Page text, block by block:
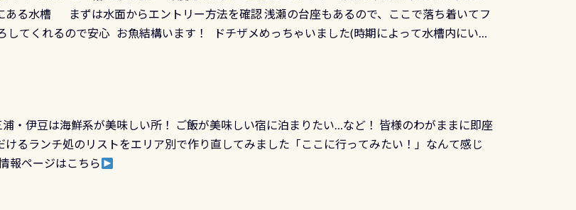
す 大きなものでは体長1mを超える世界最大の両生類です個体数が少なくかなり貴重な生物で
立で見ることが出来ます特別天然記念物と言えば他には「 続きを読む
年1月以降に発行されるカードは通常デザインとなります ダイビングは、始めた「年」も
きっかけは人それぞれ。でも、「いつ始めたか」は、あとから振り返ると大切な思い出になり
です。コースを修了されたら、ぜひ参加してみてくださいね 毎月60名様、年間720名様に
したPADIダイブセンター／リゾートが用意したオリジナル景品が当たることも！ PADIデジタ
ある水槽 まずは水面からエントリー方法を確認 浅瀬の台座もあるので、ここで落ち着いてフ
してくれるので安心 お魚結構います！ ドチザメめっちゃいました(時期によって水槽内にいる
見ることが出来るので、付き添いの方とも記念撮影も出来ますよ スキンダイビングでも参加
ご参加ください！ 写真撮影の練習や、4時間たっぷり利用出来るので、普通に中性浮力の練習
詳細はこちら
・伊豆は海鮮系が美味しい所！ ご飯が美味しい宿に泊まりたい…など！ 皆様のわがままに即座
けるランチ処のリストをエリア別で作り直してみました「ここに行ってみたい！」なんて感じ
報ページはこちら